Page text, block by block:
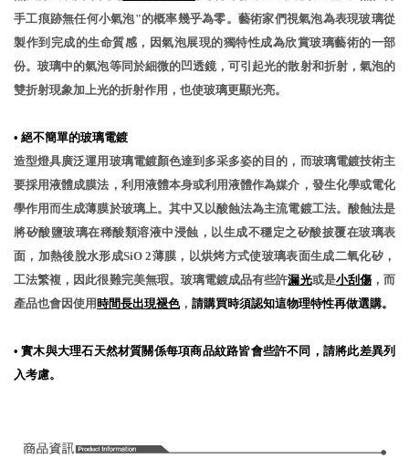
手工痕跡無任何小氣泡"的概率幾乎為零。藝術家們視氣泡為表現玻璃從
製作到完成的生命質感，因氣泡展現的獨特性成為欣賞玻璃藝術的一部
份。玻璃中的氣泡等同於細微的凹透鏡，可引起光的散射和折射，氣泡的
雙折射現象加上光的折射作用，也使玻璃更顯光亮。
• 絕不簡單的玻璃電鍍
造型燈具廣泛運用玻璃電鍍顏色達到多采多姿的目的，而玻璃電鍍技術主
要採用液體成膜法，利用液體本身或利用液體作為媒介，發生化學或電化
學作用而生成薄膜於玻璃上。其中又以酸蝕法為主流電鍍工法。酸蝕法是
將矽酸鹽玻璃在稀酸類溶液中浸蝕，以生成不穩定之矽酸披覆在玻璃表
面，加熱後脫水形成SiO 2薄膜，以烘烤方式使玻璃表面生成二氧化矽，
工法繁複，因此很難完美無瑕。玻璃電鍍成品有些許漏光或是小刮傷，而
產品也會因使用時間長出現褪色， 請購買時須認知這物理特性再做選購。
• 實木與大理石天然材質關係每項商品紋路皆會些許不同，請將此差異列
入考慮。